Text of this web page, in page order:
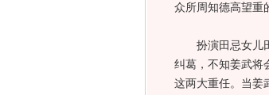
众所周知德高望重
扮演田忌女儿田
纠葛，不知姜武将
这两大重任。当姜